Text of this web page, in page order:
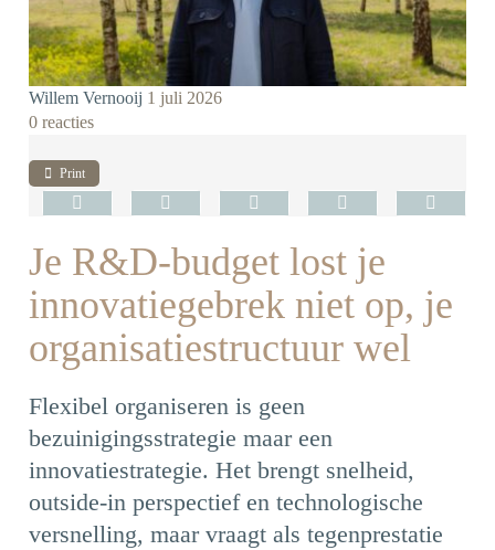
Willem Vernooij 1 juli 2026
0 reacties
Print
Je R&D-budget lost je
innovatiegebrek niet op, je
organisatiestructuur wel
Flexibel organiseren is geen
bezuinigingsstrategie maar een
innovatiestrategie. Het brengt snelheid,
outside-in perspectief en technologische
versnelling, maar vraagt als tegenprestatie